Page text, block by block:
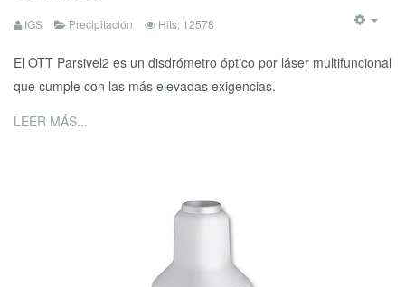
IGS Precipitación Hits: 12578
El OTT Parsivel2 es un disdrómetro óptico por láser multifuncional
que cumple con las más elevadas exigencias.
LEER MÁS...